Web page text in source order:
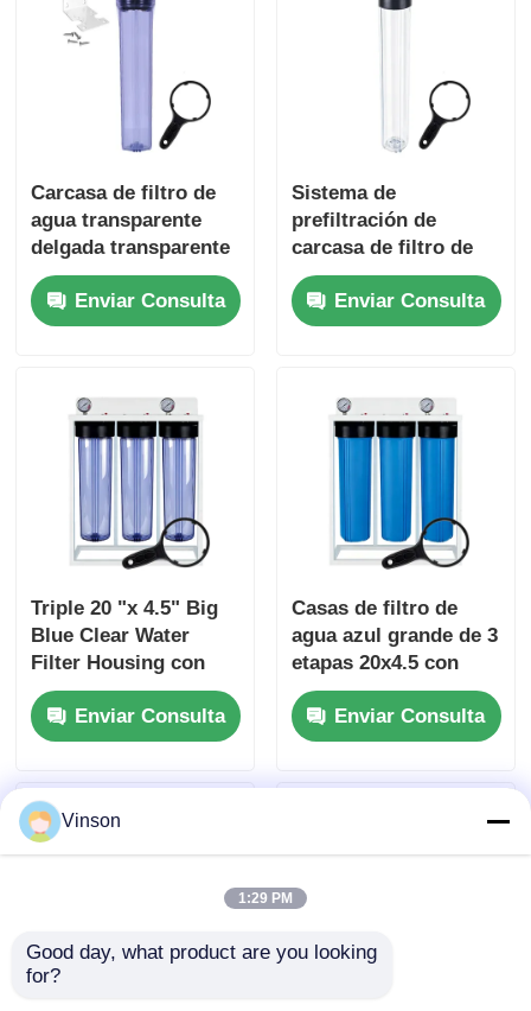
Carcasa de filtro de
agua transparente
delgada transparente
de 20" con botón de
alivio del prensatelas
Enviar Consulta
Sistema de
prefiltración de
carcasa de filtro de
agua comercial único
estándar de 20
pulgadas Liberación
Enviar Consulta
Triple 20 "x 4.5" Big
Blue Clear Water
Filter Housing con
medidor de presión C
-C -CEnviar Consulta
Casas de filtro de
agua azul grande de 3
etapas 20x4.5 con
soporte de filtro y
manómetro
Enviar Consulta
Vinson
1:29 PM
Good day, what product are you looking
for?